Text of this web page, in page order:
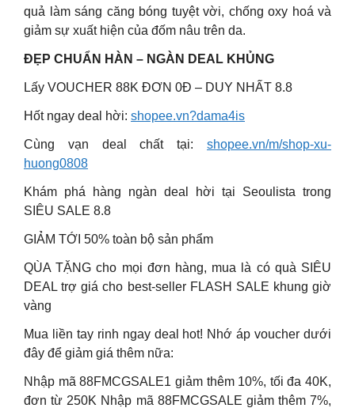
quả làm sáng căng bóng tuyệt vời, chống oxy hoá và
giảm sự xuất hiện của đốm nâu trên da.
ĐẸP CHUẨN HÀN – NGÀN DEAL KHỦNG
Lấy VOUCHER 88K ĐƠN 0Đ – DUY NHẤT 8.8
Hốt ngay deal hời: shopee.vn?dama4is
Cùng vạn deal chất tại: shopee.vn/m/shop-xu-
huong0808
Khám phá hàng ngàn deal hời tại Seoulista trong
SIÊU SALE 8.8
GIẢM TỚI 50% toàn bộ sản phẩm
QÙA TẶNG cho mọi đơn hàng, mua là có quà SIÊU
DEAL trợ giá cho best-seller FLASH SALE khung giờ
vàng
Mua liền tay rinh ngay deal hot! Nhớ áp voucher dưới
đây để giảm giá thêm nữa:
Nhập mã 88FMCGSALE1 giảm thêm 10%, tối đa 40K,
đơn từ 250K Nhập mã 88FMCGSALE giảm thêm 7%,